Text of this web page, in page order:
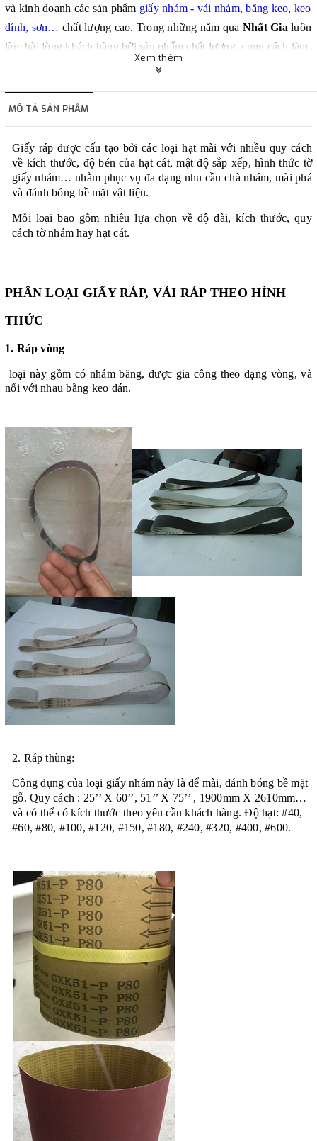
và kinh doanh các sản phẩm giấy nhám - vải nhám, băng keo, keo
dính, sơn… chất lượng cao. Trong những năm qua Nhất Gia luôn
làm hài lòng khách hàng bởi sản phẩm chất lượng, cung cách làm
việc chuyên nghiệp, giá thành phù hợp và nhiều khuyến mãi hấp
Xem thêm
MÔ TẢ SẢN PHẨM
Giấy ráp được cấu tạo bởi các loại hạt mài với nhiều quy cách
về kích thước, độ bén của hạt cát, mật độ sắp xếp, hình thức tờ
giấy nhám… nhằm phục vụ đa dạng nhu cầu chà nhám, mài phá
và đánh bóng bề mặt vật liệu.
Mỗi loại bao gồm nhiều lựa chọn về độ dài, kích thước, quy
cách tờ nhám hay hạt cát.
PHÂN LOẠI GIẤY RÁP, VẢI RÁP THEO HÌNH
THỨC
1. Ráp vòng
loại này gồm có nhám băng, được gia công theo dạng vòng, và
nối với nhau bằng keo dán.
2. Ráp thùng:
Công dụng của loại giấy nhám này là để mài, đánh bóng bề mặt
gỗ. Quy cách : 25’’ X 60’’, 51’’ X 75’’ , 1900mm X 2610mm…
và có thể có kích thước theo yêu cầu khách hàng. Độ hạt: #40,
#60, #80, #100, #120, #150, #180, #240, #320, #400, #600.